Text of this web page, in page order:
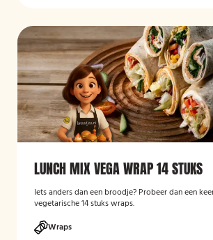
LUNCH MIX VEGA WRAP 14 STUKS
Iets anders dan een broodje? Probeer dan een
vegetarische 14 stuks wraps.
Wraps